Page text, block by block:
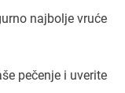
najbolje vruće
pečenje i uverite